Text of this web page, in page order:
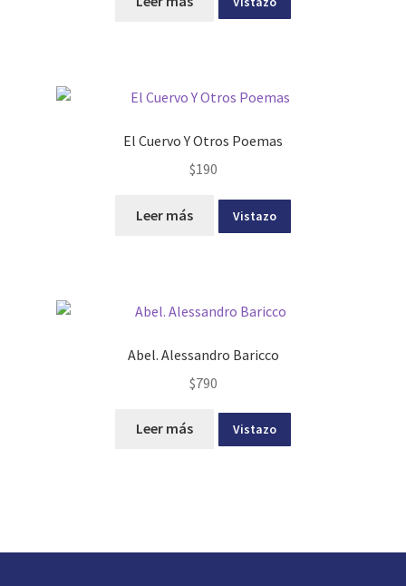
El Cuervo Y Otros Poemas
$190
Leer más Vistazo
Abel. Alessandro Baricco
$790
Leer más Vistazo